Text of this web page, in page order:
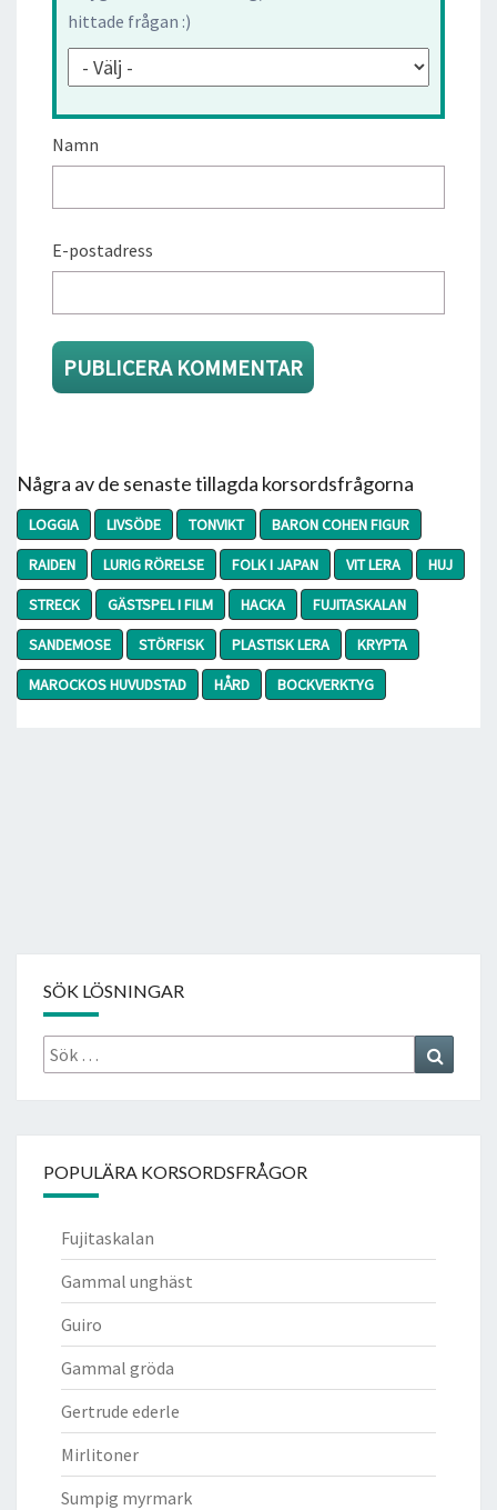
hittade frågan :)
Namn
E-postadress
Några av de senaste tillagda korsordsfrågorna
LOGGIA LIVSÖDE TONVIKT
BARON COHEN FIGUR
RAIDEN
LURIG RÖRELSE FOLK I JAPAN VIT LERA
HUJ
STRECK
GÄSTSPEL I FILM HACKA
FUJITASKALAN
SANDEMOSE
STÖRFISK PLASTISK LERA
KRYPTA
MAROCKOS HUVUDSTAD
HÅRD BOCKVERKTYG
SÖK LÖSNINGAR
Sök
efter:
POPULÄRA KORSORDSFRÅGOR
Fujitaskalan
Gammal unghäst
Guiro
Gammal gröda
Gertrude ederle
Mirlitoner
Sumpig myrmark